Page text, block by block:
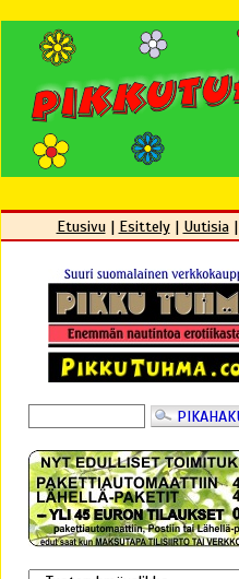
Etusivu| Esittely| Uutisia|